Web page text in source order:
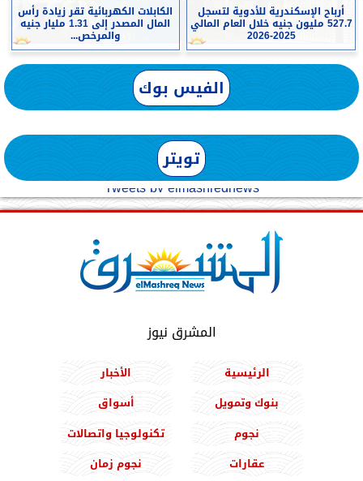
أرباح الإسكندرية للأدوية لتسجل
527.7 مليون جنيه خلال العام المالي
2025-2026
الكابلات الكهربائية تقر زيادة رأس
المال المصدر إلى 1.31 مليار جنيه
والمرخص...
الفيس بوك
تويتر
Tweets by elmashreqnews
المشرق نيوز
الرئيسية
الأخبار
بنوك وتمويل
أسواق
نجوم
تكنولوجيا واتصالات
عقارات
نجوم زمان